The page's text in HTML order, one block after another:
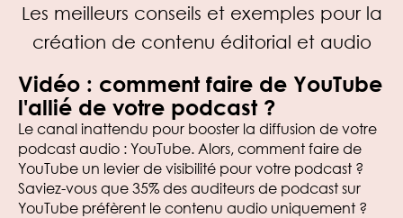
Les meilleurs conseils et exemples pour la
création de contenu éditorial et audio
Vidéo : comment faire de YouTube
l'allié de votre podcast ?
Le canal inattendu pour booster la diffusion de votre
podcast audio : YouTube. Alors, comment faire de
YouTube un levier de visibilité pour votre podcast ?
Saviez-vous que 35% des auditeurs de podcast sur
YouTube préfèrent le contenu audio uniquement ?